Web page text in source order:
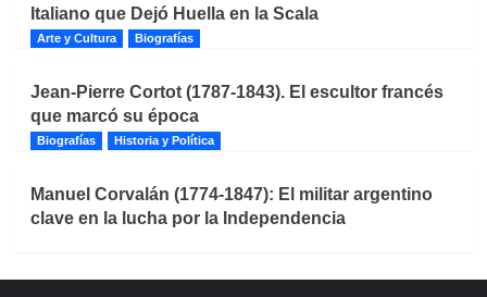
Italiano que Dejó Huella en la Scala
Arte y Cultura Biografías
Jean-Pierre Cortot (1787-1843). El escultor francés
que marcó su época
Biografías Historia y Política
Manuel Corvalán (1774-1847): El militar argentino
clave en la lucha por la Independencia